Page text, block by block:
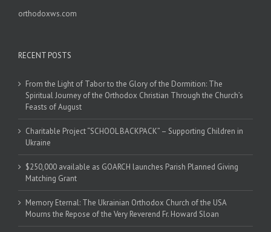
orthodoxws.com
RECENT POSTS
From the Light of Tabor to the Glory of the Dormition: The
Spiritual Journey of the Orthodox Christian Through the Church’s
Feasts of August
Charitable Project “SCHOOL BACKPACK” – Supporting Children in
Ukraine
$250,000 available as GOARCH launches Parish Planned Giving
Matching Grant
Memory Eternal: The Ukrainian Orthodox Church of the USA
Mourns the Repose of the Very Reverend Fr. Howard Sloan